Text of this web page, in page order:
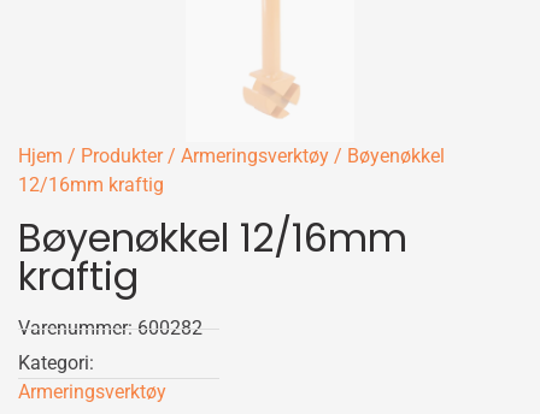
Hjem / Produkter/ Armeringsverktøy / Bøyenøkkel
12/16mm kraftig
Bøyenøkkel 12/16mm
kraftig
Varenummer: 600282
Kategori:
Armeringsverktøy